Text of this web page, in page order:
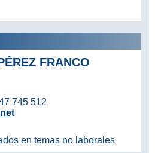
FRANCO
745 512
en temas no laborales